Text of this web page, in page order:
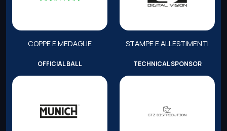
COPPE E MEDAGLIE STAMPE E ALLESTIMENTI
OFFICIAL BALL TECHNICAL SPONSOR